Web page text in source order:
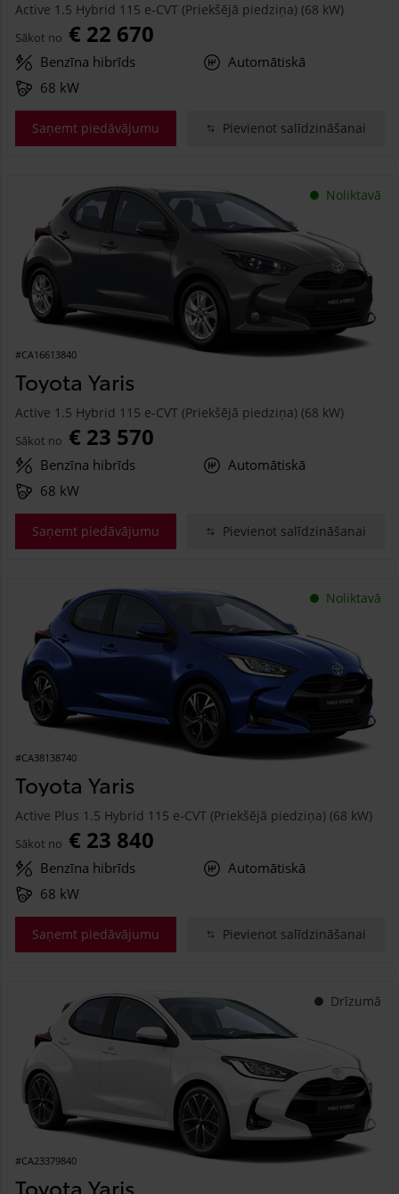
Active 1.5 Hybrid 115 e-CVT (Priekšējā piedziņa) (68 kW)
Sākot no € 22 670
Benzīna hibrīds
Automātiskā
68 kW
Saņemt piedāvājumu Pievienot salīdzināšanai
Noliktavā
#CA16613840
Toyota Yaris
Active 1.5 Hybrid 115 e-CVT (Priekšējā piedziņa) (68 kW)
Sākot no € 23 570
Benzīna hibrīds
Automātiskā
68 kW
Saņemt piedāvājumu Pievienot salīdzināšanai
Noliktavā
#CA38138740
Toyota Yaris
Active Plus 1.5 Hybrid 115 e-CVT (Priekšējā piedziņa) (68 kW)
Sākot no € 23 840
Benzīna hibrīds
Automātiskā
68 kW
Saņemt piedāvājumu Pievienot salīdzināšanai
Drīzumā
#CA23379840
Toyota Yaris